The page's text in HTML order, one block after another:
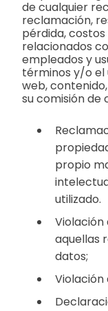
de cualquier
reclamación,
pérdida,
relacionados
empleados y
términos y/o el
web,
su comisión de
propio
utilizado.
Violación
aquellas
datos;
Violación